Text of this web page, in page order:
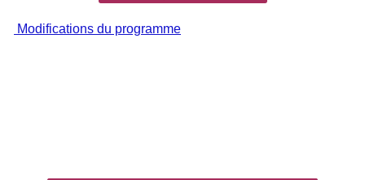
Modifications du programme